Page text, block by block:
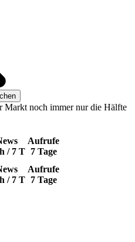
Markt noch immer nur die Hälfte
/ 7 T
Aufrufe
7 Tage
/ 7 T
Aufrufe
7 Tage